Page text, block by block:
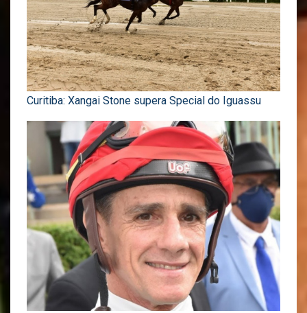
Curitiba: Xangai Stone supera Special do Iguassu